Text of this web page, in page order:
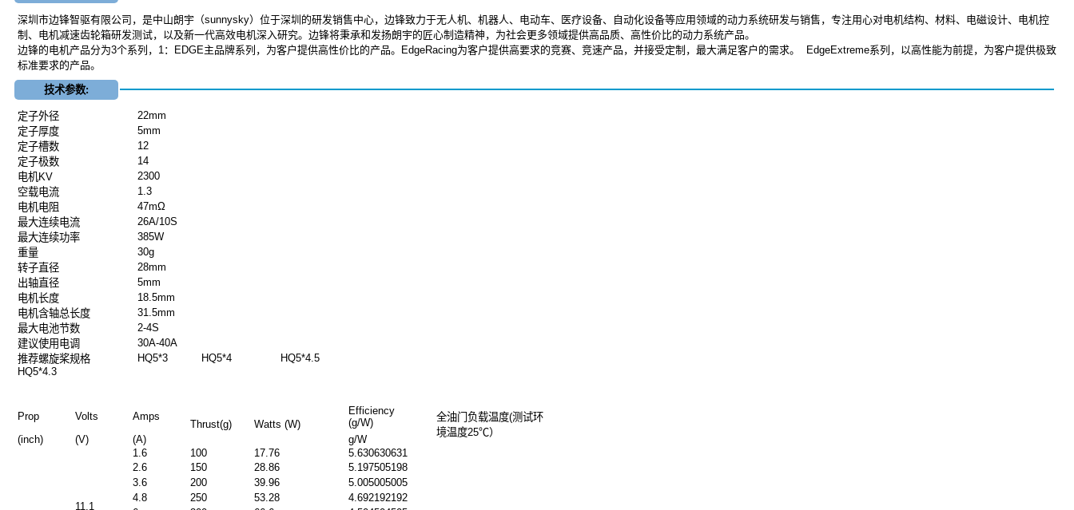
深圳市边锋智驱有限公司，是中山朗宇（sunnysky）位于深圳的研发销售中心，边锋致力于无人机、机器人、电动车、医疗设备、自动化设备等应用领域的动力系统研发与销售，专注用心对电机结构、材料、电磁设计、电机控
制、电机减速齿轮箱研发测试，以及新一代高效电机深入研究。边锋将秉承和发扬朗宇的匠心制造精神，为社会更多领域提供高品质、高性价比的动力系统产品。
边锋的电机产品分为3个系列，1：EDGE主品牌系列，为客户提供高性价比的产品。EdgeRacing为客户提供高要求的竞赛、竞速产品，并接受定制，最大满足客户的需求。 EdgeExtreme系列，以高性能为前提，为客户提供极致
标准要求的产品。
技术参数:
定子外径
22mm
定子厚度
5mm
定子槽数
12
定子极数
14
电机KV
2300
空载电流
1.3
电机电阻
47mΩ
最大连续电流
26A/10S
最大连续功率
385W
重量
30g
转子直径
28mm
出轴直径
5mm
电机长度
18.5mm
电机含轴总长度
31.5mm
最大电池节数
2-4S
建议使用电调
30A-40A
推荐螺旋桨规格
HQ5*3 HQ5*4 HQ5*4.5
HQ5*4.3
Prop Volts Amps
Thrust(g) Watts (W)
Efficiency
(g/W)
全油门负载温度(测试环
境温度25℃）
(inch) (V) (A) g/W
11.1
1.6 100 17.76
5.630630631
2.6
150 28.86
5.197505198
3.6
200 39.96
5.005005005
4.8
250 53.28
4.692192192